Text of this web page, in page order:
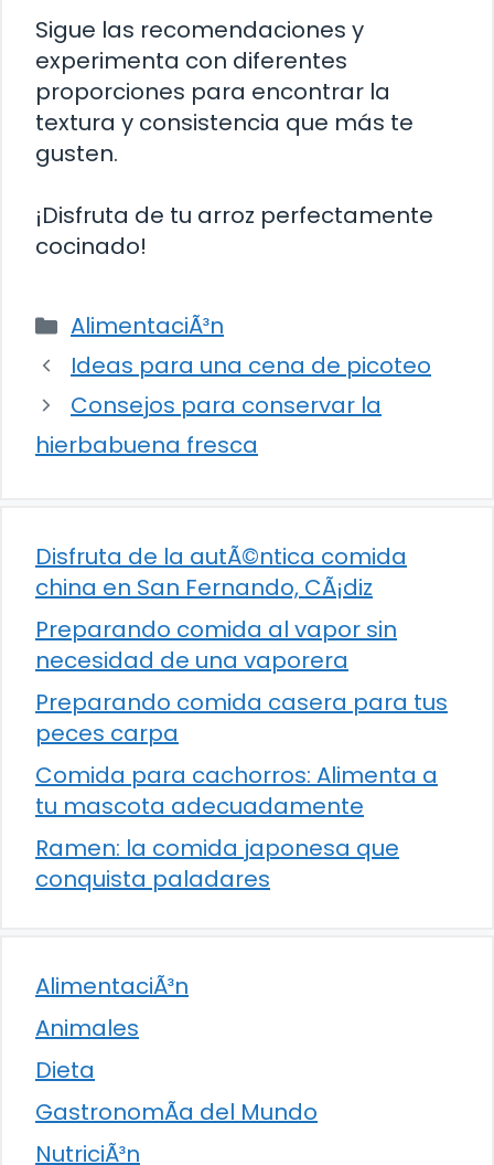
Sigue las recomendaciones y
experimenta con diferentes
proporciones para encontrar la
textura y consistencia que más te
gusten.
¡Disfruta de tu arroz perfectamente
cocinado!
Categorías
AlimentaciÃ³n
Ideas para una cena de picoteo
Consejos para conservar la
hierbabuena fresca
Disfruta de la autÃ©ntica comida
china en San Fernando, CÃ¡diz
Preparando comida al vapor sin
necesidad de una vaporera
Preparando comida casera para tus
peces carpa
Comida para cachorros: Alimenta a
tu mascota adecuadamente
Ramen: la comida japonesa que
conquista paladares
AlimentaciÃ³n
Animales
Dieta
GastronomÃ­a del Mundo
NutriciÃ³n